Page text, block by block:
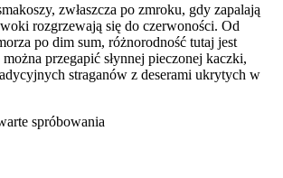
zwłaszcza po zmroku, gdy zapalają
rozgrzewają się do czerwoności. Od
po dim sum, różnorodność tutaj jest
przegapić słynnej pieczonej kaczki,
straganów z deserami ukrytych w
spróbowania